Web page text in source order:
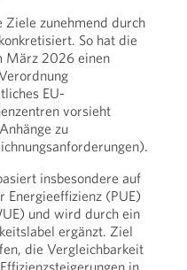
Ziele zunehmend durch
So hat die
März 2026 einen
EU-
vorsieht
zu
insbesondere auf
Energieeffizienz (PUE)
und wird durch ein
ergänzt. Ziel
die Vergleichbarkeit
in